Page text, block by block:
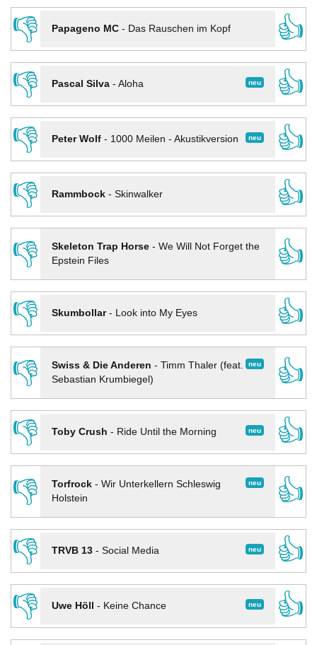
👎
Papageno MC- Das Rauschen im Kopf
👍
👎
neu
Pascal Silva- Aloha
👍
👎
neu
Peter Wolf- 1000 Meilen - Akustikversion
👍
👎
Rammbock- Skinwalker
👍
👎
Skeleton Trap Horse- We Will Not Forget the
Epstein Files
👍
👎
Skumbollar- Look into My Eyes
👍
👎
neu
Swiss & Die Anderen - Timm Thaler (feat.
Sebastian Krumbiegel)
👍
👎
neu
Toby Crush - Ride Until the Morning
👍
👎
neu
Torfrock- Wir Unterkellern Schleswig
Holstein
👍
👎
neu
TRVB 13- Social Media
👍
👎
neu
Uwe Höll - Keine Chance
👍